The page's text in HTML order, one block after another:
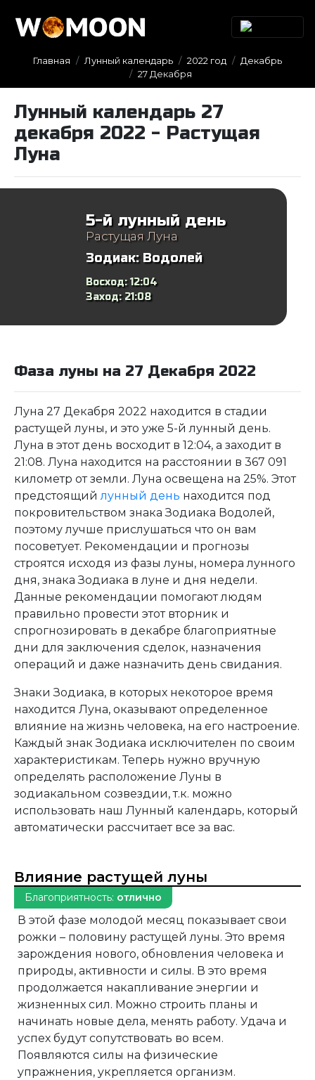
Главная Лунный календарь 2022 год
Декабрь
27 Декабря
Лунный календарь 27
декабря 2022 - Растущая
Луна
5-й лунный день
Растущая Луна
Зодиак: Водолей
Восход:12:04
Заход: 21:08
Фаза луны на 27 Декабря 2022
Луна 27 Декабря 2022 находится в стадии
растущей луны, и это уже 5-й лунный день.
Луна в этот день восходит в 12:04, а заходит в
21:08. Луна находится на расстоянии в 367 091
километр от земли. Луна освещена на 25%. Этот
предстоящийлунный день находится под
покровительством знака Зодиака Водолей,
поэтому лучше прислушаться что он вам
посоветует. Рекомендации и прогнозы
строятся исходя из фазы луны, номера лунного
дня, знака Зодиака в луне и дня недели.
Данные рекомендации помогают людям
правильно провести этот вторник и
спрогнозировать в декабре благоприятные
дни для заключения сделок, назначения
операций и даже назначить день свидания.
Знаки Зодиака, в которых некоторое время
находится Луна, оказывают определенное
влияние на жизнь человека, на его настроение.
Каждый знак Зодиака исключителен по своим
характеристикам. Теперь нужно вручную
определять расположение Луны в
зодиакальном созвездии, т.к. можно
использовать наш Лунный календарь, который
автоматически рассчитает все за вас.
Влияние растущей луны
Благоприятность: отлично
В этой фазе молодой месяц показывает свои
рожки – половину растущей луны. Это время
зарождения нового, обновления человека и
природы, активности и силы. В это время
продолжается накапливание энергии и
жизненных сил. Можно строить планы и
начинать новые дела, менять работу. Удача и
успех будут сопутствовать во всем.
Появляются силы на физические
упражнения, укрепляется организм.